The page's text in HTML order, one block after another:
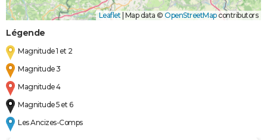
Leaflet | Map data © OpenStreetMapcontributors
Légende
Magnitude 1 et 2
Magnitude 3
Magnitude 4
Magnitude 5 et 6
Les Ancizes-Comps